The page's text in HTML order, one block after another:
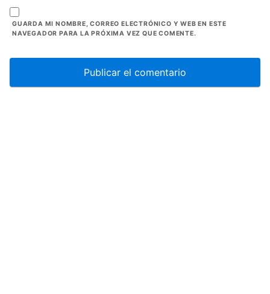
GUARDA MI NOMBRE, CORREO ELECTRÓNICO Y WEB EN ESTE
NAVEGADOR PARA LA PRÓXIMA VEZ QUE COMENTE.